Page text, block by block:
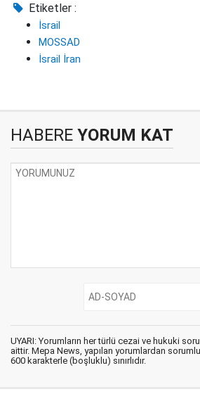
Etiketler :
İsrail
MOSSAD
İsrail İran
HABERE YORUM KAT
UYARI: Yorumların her türlü cezai ve hukuki
aittir. Mepa News, yapılan yorumlardan
600 karakterle (boşluklu) sınırlıdır.